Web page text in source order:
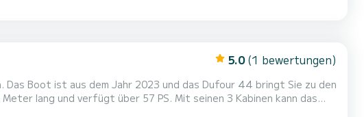
5.0 (1 bewertungen)
Boot ist aus dem Jahr 2023 und das Dufour 44 bringt Sie zu den